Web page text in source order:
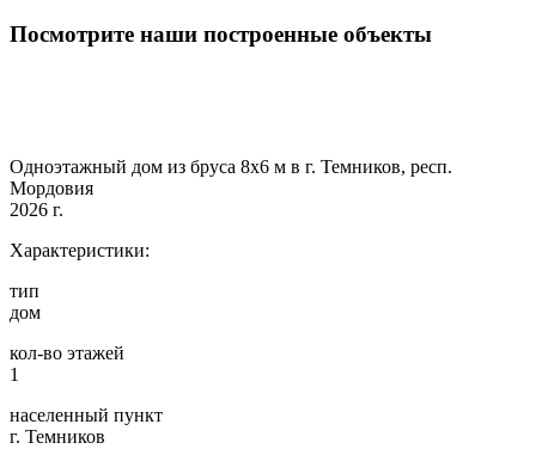
Посмотрите наши построенные объекты
Одноэтажный дом из бруса 8х6 м в г. Темников, респ.
Мордовия
2026 г.
Характеристики:
тип
дом
кол-во этажей
1
населенный пункт
г. Темников